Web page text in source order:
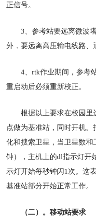
正信号。
3、参考站要远离微波
外，要远离高压输电线路、
4、rtk作业期间，参考
重启动后必须重新校正。
根据以上要求在校园
点做为基准站，同时开机
化和搜索卫星，当卫星数
钟），主机上的dl指示灯开
示灯开始每秒钟闪1次。这
基准站部分开始正常工作。
（二）。移动站要求